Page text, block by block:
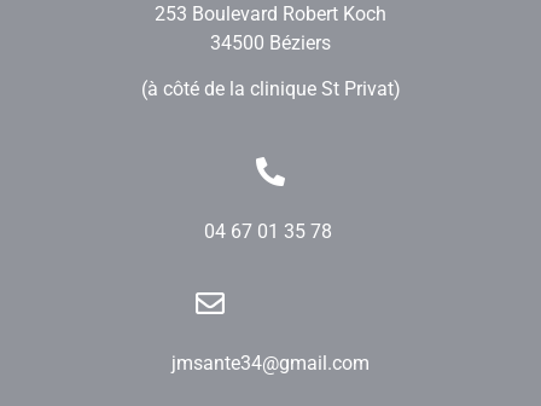
253 Boulevard Robert Koch
34500 Béziers
(à côté de la clinique St Privat)
04 67 01 35 78
jmsante34@gmail.com